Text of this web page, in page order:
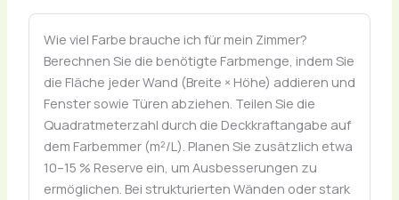
Wie viel Farbe brauche ich für mein Zimmer?
Berechnen Sie die benötigte Farbmenge, indem Sie
die Fläche jeder Wand (Breite × Höhe) addieren und
Fenster sowie Türen abziehen. Teilen Sie die
Quadratmeterzahl durch die Deckkraftangabe auf
dem Farbemmer (m²/L). Planen Sie zusätzlich etwa
10–15 % Reserve ein, um Ausbesserungen zu
ermöglichen. Bei strukturierten Wänden oder stark